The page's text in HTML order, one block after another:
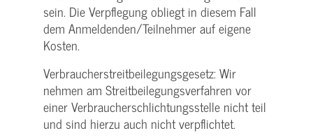
sein. Die Verpflegung obliegt in diesem Fall
dem Anmeldenden/­Teilnehmer auf eigene
Kosten.
Verbraucher­streitbeilegungs­gesetz: Wir
nehmen am Streit­beilegungs­verfahren vor
einer Verbraucher­schlichtungs­stelle nicht teil
und sind hierzu auch nicht verpflichtet.